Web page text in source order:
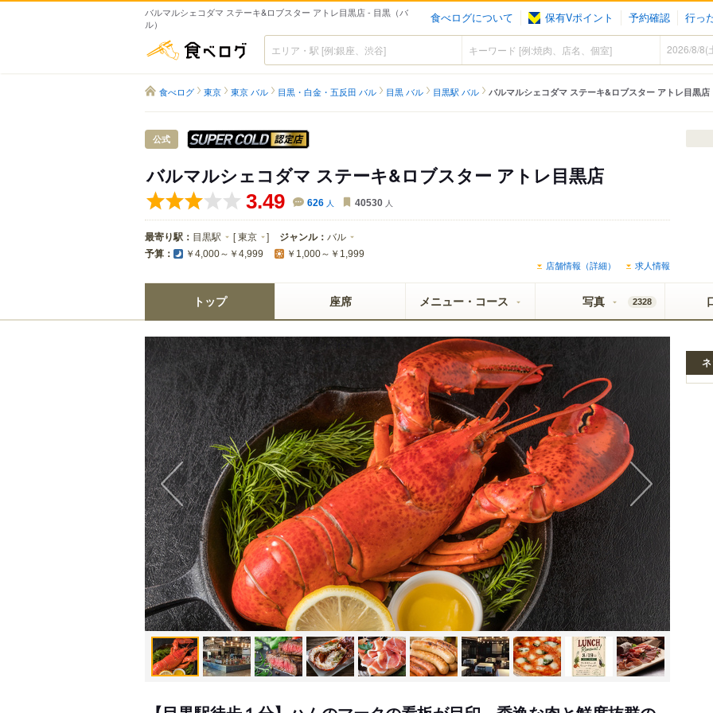
バルマルシェコダマ ステーキ&ロブスター アトレ目黒店 - 目黒（バ
ル）
食べログについて 保有Vポイント 予約確認 行っ
食べログ
食べログ 東京 東京 バル 目黒・白金・五反田 バル 目黒 バル 目黒駅 バル バルマルシェコダマ ステーキ&ロブスター アトレ目黒店
公式
バルマルシェコダマ ステーキ&ロブスター アトレ目黒店
3.49 626 人 40530 人
最寄り駅： 目黒駅 [東京 ] ジャンル： バル
予算： ￥4,000～￥4,999 ￥1,000～￥1,999
店舗情報（詳細） 求人情報
トップ 座席 メニュー・コース 写真 2328